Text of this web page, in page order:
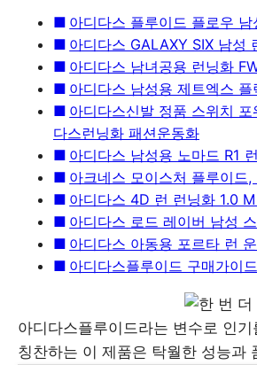
아디다스 플루이드 플로우
아디다스 GALAXY SIX 남성
아디다스 남녀공용 런닝화
아디다스 남성용 제트엑스
아디다스신발 정품 스위치
다스런닝화 패션운동화
아디다스 남성용 노마드 R1
아크네스 모이스처 플루이드
아디다스 4D 런 런닝화 1.0
아디다스 로드 레이버 남성
아디다스 아동용 포르타 런
아디다스플루이드 구매가이드
아디다스플루이드라는 변수로 인
칭찬하는 이 제품은 탁월한 성능과